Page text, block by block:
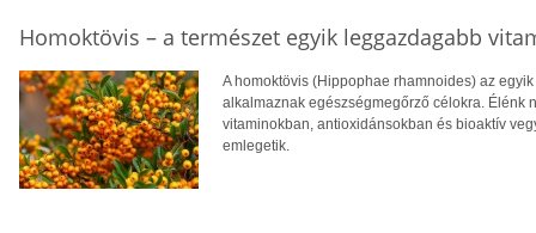
Homoktövis – a természet egyik leggazdagabb
A homoktövis (Hippophae rhamnoides) az
alkalmaznak egészségmegőrző célokra. Élénk
vitaminokban, antioxidánsokban és bioaktív
emlegetik.